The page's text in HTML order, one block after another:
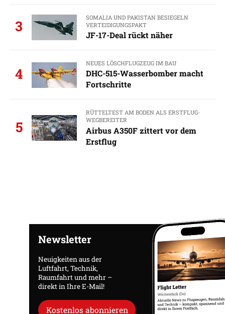
3
SOMALIA UND PAKISTAN BESIEGELN
VERTEIDIGUNGSPAKT
JF-17-Deal rückt näher
4
NEUES LÖSCHFLUGZEUG IM BAU
DHC-515-Wasserbomber macht
Fortschritte
5
RÜTTELTEST AM BODEN ALS ERSTFLUG-
WEGBEREITER
Airbus A350F zittert vor dem
Erstflug
Newsletter
Neuigkeiten aus der
Luftfahrt, Technik,
Raumfahrt und mehr –
direkt in Ihre E-Mail!
Kostenlos abonnieren